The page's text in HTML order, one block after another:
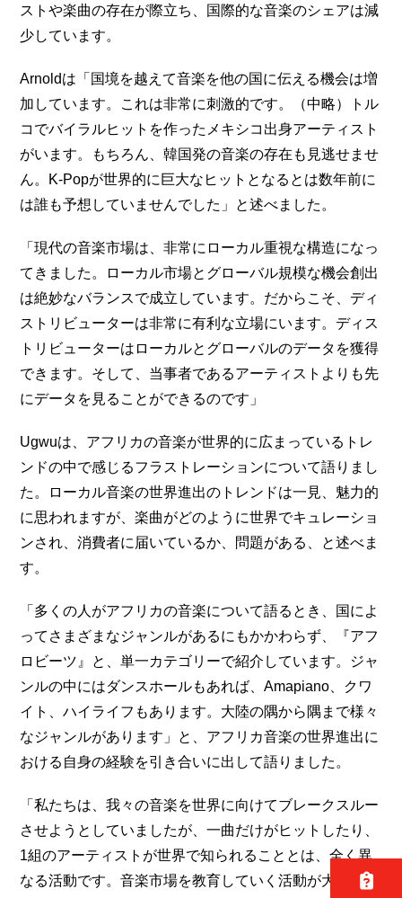
ストや楽曲の存在が際立ち、国際的な音楽のシェアは減
少しています。
Arnoldは「国境を越えて音楽を他の国に伝える機会は増
加しています。これは非常に刺激的です。（中略）トル
コでバイラルヒットを作ったメキシコ出身アーティスト
がいます。もちろん、韓国発の音楽の存在も見逃せませ
ん。K-Popが世界的に巨大なヒットとなるとは数年前に
は誰も予想していませんでした」と述べました。
「現代の音楽市場は、非常にローカル重視な構造になっ
てきました。ローカル市場とグローバル規模な機会創出
は絶妙なバランスで成立しています。だからこそ、ディ
ストリビューターは非常に有利な立場にいます。ディス
トリビューターはローカルとグローバルのデータを獲得
できます。そして、当事者であるアーティストよりも先
にデータを見ることができるのです」
Ugwuは、アフリカの音楽が世界的に広まっているトレ
ンドの中で感じるフラストレーションについて語りまし
た。ローカル音楽の世界進出のトレンドは一見、魅力的
に思われますが、楽曲がどのように世界でキュレーショ
ンされ、消費者に届いているか、問題がある、と述べま
す。
「多くの人がアフリカの音楽について語るとき、国によ
ってさまざまなジャンルがあるにもかかわらず、『アフ
ロビーツ』と、単一カテゴリーで紹介しています。ジャ
ンルの中にはダンスホールもあれば、Amapiano、クワ
イト、ハイライフもあります。大陸の隅から隅まで様々
なジャンルがあります」と、アフリカ音楽の世界進出に
おける自身の経験を引き合いに出して語りました。
「私たちは、我々の音楽を世界に向けてブレークスルー
させようとしていましたが、一曲だけがヒットしたり、
1組のアーティストが世界で知られることとは、全く異
なる活動です。音楽市場を教育していく活動が大部分を